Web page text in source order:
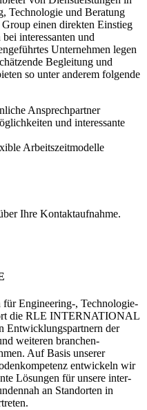
Technologie und Beratung
einen direkten Einstieg
interessanten und
Unternehmen legen
Begleitung und
so unter anderem folgende
Ansprechpartner
und interessante
Arbeitszeitmodelle
Ihre Kontaktaufnahme.
für Engineering-, Technologie-
die RLE INTERNATIONAL
Entwicklungs­partnern der
weiteren branchen­
Auf Basis unserer
entwickeln wir
Lösungen für unsere inter­
an Standorten in